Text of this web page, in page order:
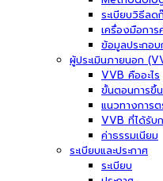
ระเบียบวิธีลด
เครื่องมือกา
ข้อมูลประกอ
ผู้ประเมินภายนอก
VVB คืออะไร
ขั้นตอนการขึ้
แนวทางการ
VVB ที่ได้รับ
ค่าธรรมเนียม
ระเบียบและประกาศ
ระเบียบ